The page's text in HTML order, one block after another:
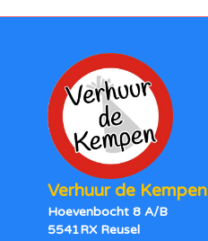
Verhuur de Kempen
Hoevenbocht 8 A/B
5541RX Reusel